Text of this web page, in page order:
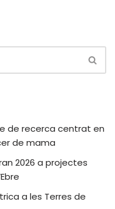
de recerca centrat en
de mama
2026 a projectes
a les Terres de